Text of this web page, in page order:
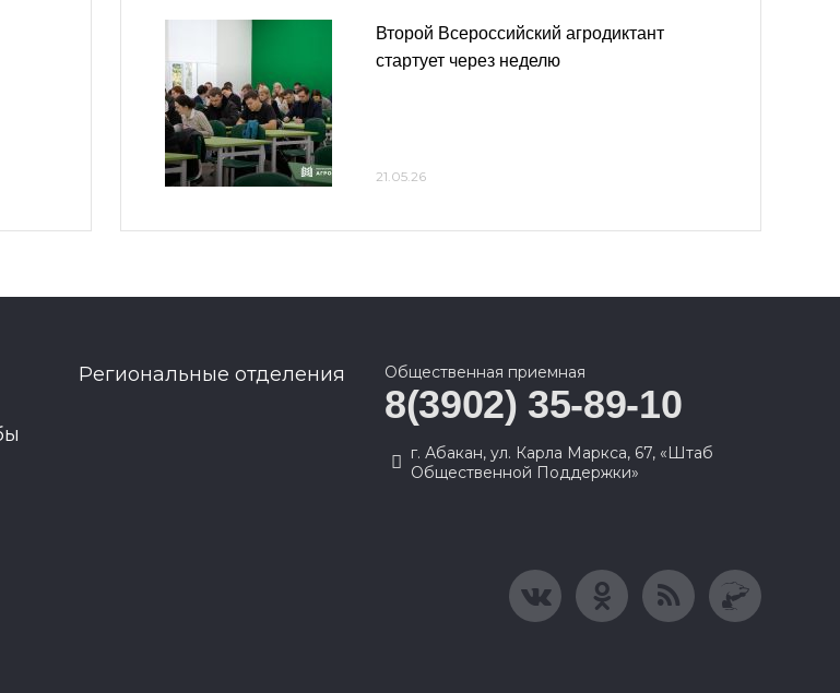
Второй Всероссийский агродиктант
стартует через неделю
21.05.26
Региональные отделения Общественная приемная
8(3902) 35-89-10
г. Абакан, ул. Карла Маркса, 67, «Штаб
Общественной Поддержки»